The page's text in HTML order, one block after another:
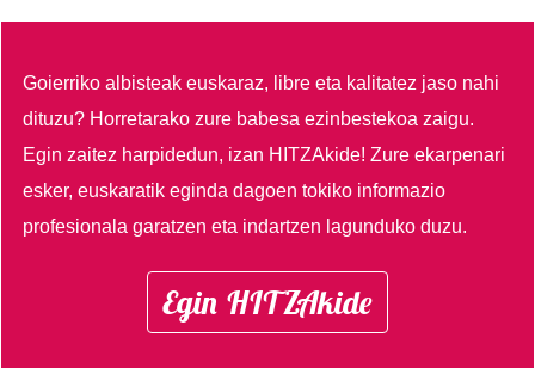
Goierriko albisteak euskaraz, libre eta kalitatez jaso nahi
dituzu? Horretarako zure babesa ezinbestekoa zaigu.
Egin zaitez harpidedun, izan HITZAkide!Zure ekarpenari
esker, euskaratik eginda dagoen tokiko informazio
profesionala garatzen eta indartzen lagunduko duzu.
Egin HITZAkide